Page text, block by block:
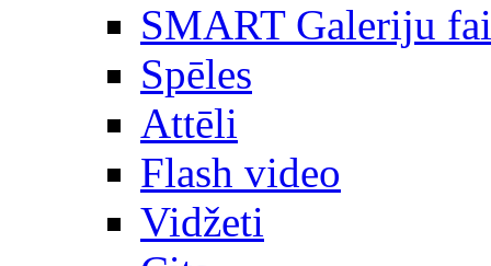
SMART Galeriju
Spēles
Attēli
Flash video
Vidžeti